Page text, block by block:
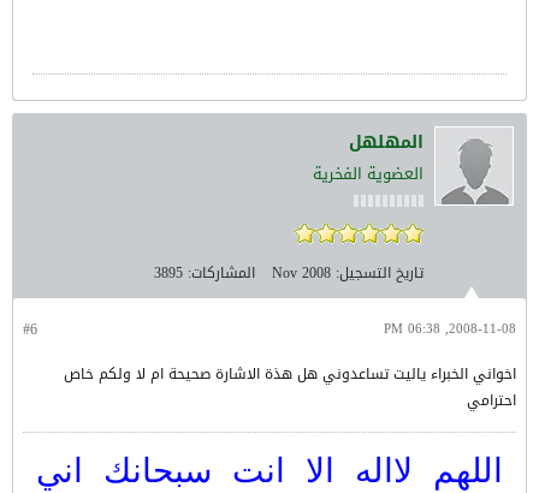
المهلهل
العضوية الفخرية
تاريخ التسجيل: Nov 2008 المشاركات: 3895
#6 2008-11-08, 06:38 PM
اخواني الخبراء ياليت تساعدوني هل هذة الاشارة صحيحة ام لا ولكم خاص
احترامي
اللهم لااله الا انت سبحانك اني